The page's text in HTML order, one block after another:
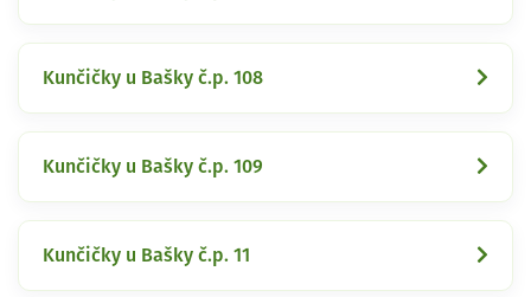
Kunčičky u Bašky č.p. 108
Kunčičky u Bašky č.p. 109
Kunčičky u Bašky č.p. 11